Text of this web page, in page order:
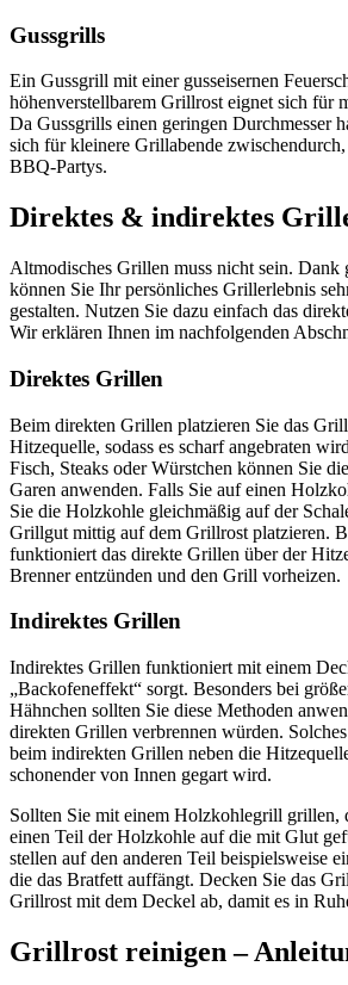
Gussgrills
Ein Gussgrill mit einer gusseisernen
höhenverstellbarem Grillrost eignet sich für
Da Gussgrills einen geringen Durchmesser
sich für kleinere Grillabende
BBQ-Partys.
Direktes & indirektes
Altmodisches Grillen muss nicht sein. Dank
können Sie Ihr persönliches Grillerlebnis
gestalten. Nutzen Sie dazu einfach das
Wir erklären Ihnen im nachfolgenden
Direktes Grillen
Beim direkten Grillen platzieren Sie das
Hitzequelle, sodass es scharf angebraten
Fisch, Steaks oder Würstchen können Sie
Garen anwenden. Falls Sie auf einen
Sie die Holzkohle gleichmäßig auf der
Grillgut mittig auf dem Grillrost platzieren.
funktioniert das direkte Grillen über der
Brenner entzünden und den Grill vorheizen.
Indirektes Grillen
Indirektes Grillen funktioniert mit einem
„Backofeneffekt“ sorgt. Besonders bei
Hähnchen sollten Sie diese Methoden
direkten Grillen verbrennen würden.
beim indirekten Grillen neben die
schonender von Innen gegart wird.
Sollten Sie mit einem Holzkohlegrill grillen,
einen Teil der Holzkohle auf die mit Glut
stellen auf den anderen Teil beispielsweise
die das Bratfett auffängt. Decken Sie das
Grillrost mit dem Deckel ab, damit es in
Grillrost reinigen –